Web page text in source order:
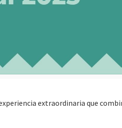
extraordinaria que